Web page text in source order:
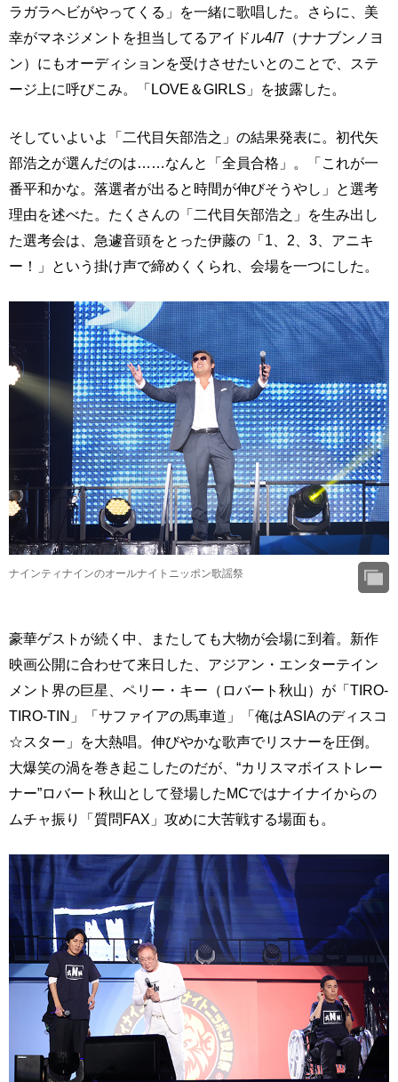
ラガラヘビがやってくる」を一緒に歌唱した。さらに、美
幸がマネジメントを担当してるアイドル4/7（ナナブンノヨ
ン）にもオーディションを受けさせたいとのことで、ステ
ージ上に呼びこみ。「LOVE＆GIRLS」を披露した。
そしていよいよ「二代目矢部浩之」の結果発表に。初代矢
部浩之が選んだのは……なんと「全員合格」。「これが一
番平和かな。落選者が出ると時間が伸びそうやし」と選考
理由を述べた。たくさんの「二代目矢部浩之」を生み出し
た選考会は、急遽音頭をとった伊藤の「1、2、3、アニキ
ー！」という掛け声で締めくくられ、会場を一つにした。
ナインティナインのオールナイトニッポン歌謡祭
豪華ゲストが続く中、またしても大物が会場に到着。新作
映画公開に合わせて来日した、アジアン・エンターテイン
メント界の巨星、ペリー・キー（ロバート秋山）が「TIRO-
TIRO-TIN」「サファイアの馬車道」「俺はASIAのディスコ
☆スター」を大熱唱。伸びやかな歌声でリスナーを圧倒。
大爆笑の渦を巻き起こしたのだが、“カリスマボイストレー
ナー”ロバート秋山として登場したMCではナイナイからの
ムチャ振り「質問FAX」攻めに大苦戦する場面も。